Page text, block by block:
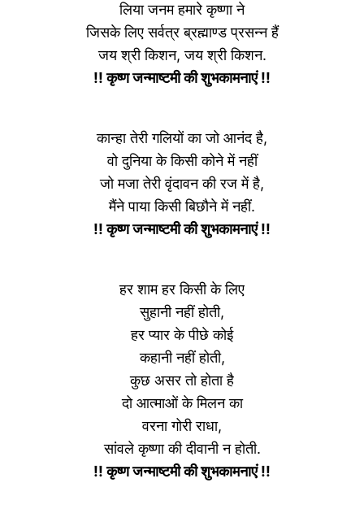
लिया जनम हमारे कृष्णा ने
जिसके लिए सर्वत्र ब्रह्माण्ड प्रसन्न हैं
जय श्री किशन, जय श्री किशन.
!! कृष्ण जन्माष्टमी की शुभकामनाएं !!
कान्हा तेरी गलियों का जो आनंद है,
वो दुनिया के किसी कोने में नहीं
जो मजा तेरी वृंदावन की रज में है,
मैंने पाया किसी बिछौने में नहीं.
!! कृष्ण जन्माष्टमी की शुभकामनाएं !!
हर शाम हर किसी के लिए
सुहानी नहीं होती,
हर प्यार के पीछे कोई
कहानी नहीं होती,
कुछ असर तो होता है
दो आत्माओं के मिलन का
वरना गोरी राधा,
सांवले कृष्णा की दीवानी न होती.
!! कृष्ण जन्माष्टमी की शुभकामनाएं !!